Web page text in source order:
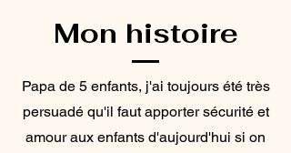
Mon histoire
Papa de 5 enfants, j'ai toujours été très
persuadé qu'il faut apporter sécurité et
amour aux enfants d'aujourd'hui si on